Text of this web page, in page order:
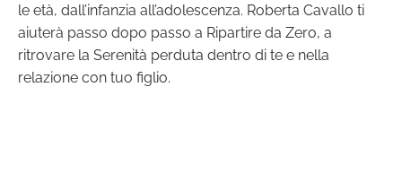
le età, dall’infanzia all’adolescenza. Roberta Cavallo ti
aiuterà passo dopo passo a Ripartire da Zero, a
ritrovare la Serenità perduta dentro di te e nella
relazione con tuo figlio.